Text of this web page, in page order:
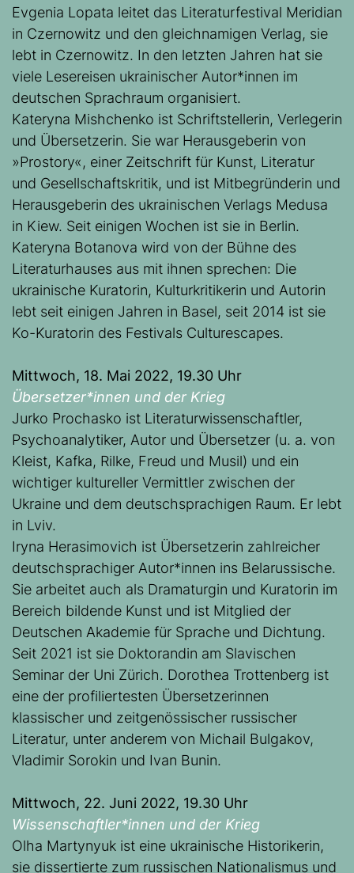
Evgenia Lopata leitet das Literaturfestival Meridian
in Czernowitz und den gleichnamigen Verlag, sie
lebt in Czernowitz. In den letzten Jahren hat sie
viele Lesereisen ukrainischer Autor*innen im
deutschen Sprachraum organisiert.
Kateryna Mishchenko ist Schriftstellerin, Verlegerin
und Übersetzerin. Sie war Herausgeberin von
»Prostory«, einer Zeitschrift für Kunst, Literatur
und Gesellschaftskritik, und ist Mitbegründerin und
Herausgeberin des ukrainischen Verlags Medusa
in Kiew. Seit einigen Wochen ist sie in Berlin.
Kateryna Botanova wird von der Bühne des
Literaturhauses aus mit ihnen sprechen: Die
ukrainische Kuratorin, Kulturkritikerin und Autorin
lebt seit einigen Jahren in Basel, seit 2014 ist sie
Ko-Kuratorin des Festivals Culturescapes.
Mittwoch, 18. Mai 2022, 19.30 Uhr
Übersetzer*innen und der Krieg
Jurko Prochasko ist Literaturwissenschaftler,
Psychoanalytiker, Autor und Übersetzer (u. a. von
Kleist, Kafka, Rilke, Freud und Musil) und ein
wichtiger kultureller Vermittler zwischen der
Ukraine und dem deutschsprachigen Raum. Er lebt
in Lviv.
Iryna Herasimovich ist Übersetzerin zahlreicher
deutschsprachiger Autor*innen ins Belarussische.
Sie arbeitet auch als Dramaturgin und Kuratorin im
Bereich bildende Kunst und ist Mitglied der
Deutschen Akademie für Sprache und Dichtung.
Seit 2021 ist sie Doktorandin am Slavischen
Seminar der Uni Zürich. Dorothea Trottenberg ist
eine der profiliertesten Übersetzerinnen
klassischer und zeitgenössischer russischer
Literatur, unter anderem von Michail Bulgakov,
Vladimir Sorokin und Ivan Bunin.
Mittwoch, 22. Juni 2022, 19.30 Uhr
Wissenschaftler*innen und der Krieg
Olha Martynyuk ist eine ukrainische Historikerin,
sie dissertierte zum russischen Nationalismus und